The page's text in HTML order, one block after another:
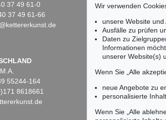
37 49 61-0
37 49 61-66
Tel.: +49 (0)30 88
55244-164
8618661
Keine
Wir
Wir verwenden
unsere Website
Ausfälle zu prüfen
Daten zu
Informationen
unserer Website(s)
Wenn Sie „Alle
neue Angebote zu
personalisierte
Wenn Sie „Alle